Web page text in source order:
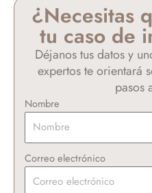
¿Necesitas
tu caso de
Déjanos tus datos y
expertos te orientará
pasos
Nombre
Correo electrónico